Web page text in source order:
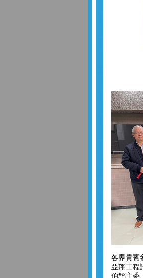
各界貴賓
亞翔工程
伯韜主委